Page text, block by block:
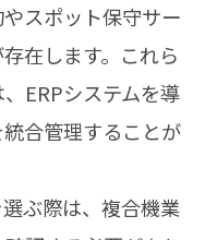
スポット保守サー
在します。これら
ERPシステムを導
合管理することが
ぶ際は、複合機業